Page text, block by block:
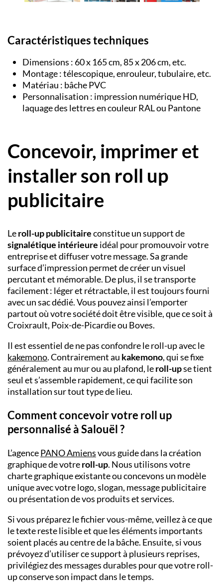
Caractéristiques techniques
Dimensions : 60 x 165 cm, 85 x 206 cm, etc.
Montage : télescopique, enrouleur, tubulaire, etc.
Matériau : bâche PVC
Personnalisation : impression numérique HD,
laquage des lettres en couleur RAL ou Pantone
Concevoir, imprimer et
installer son roll up
publicitaire
Leroll-up publicitaireconstitue un support de
signalétique intérieure idéal pour promouvoir votre
entreprise et diffuser votre message. Sa grande
surface d’impression permet de créer un visuel
percutant et mémorable. De plus, il se transporte
facilement : léger et rétractable, il est toujours fourni
avec un sac dédié. Vous pouvez ainsi l’emporter
partout où votre société doit être visible, que ce soit à
Croixrault, Poix-de-Picardie ou Boves.
Il est essentiel de ne pas confondre le roll-up avec le
kakemono. Contrairement au kakemono, qui se fixe
généralement au mur ou au plafond, leroll-upse tient
seul et s’assemble rapidement, ce qui facilite son
installation sur tout type de lieu.
Comment concevoir votre roll up
personnalisé à Salouël ?
L’agencePANO Amiensvous guide dans la création
graphique de votreroll-up. Nous utilisons votre
charte graphique existante ou concevons un modèle
unique avec votre logo, slogan, message publicitaire
ou présentation de vos produits et services.
Si vous préparez le fichier vous-même, veillez à ce que
le texte reste lisible et que les éléments importants
soient placés au centre de la bâche. Ensuite, si vous
prévoyez d’utiliser ce support à plusieurs reprises,
privilégiez des messages durables pour que votre roll-
up conserve son impact dans le temps.